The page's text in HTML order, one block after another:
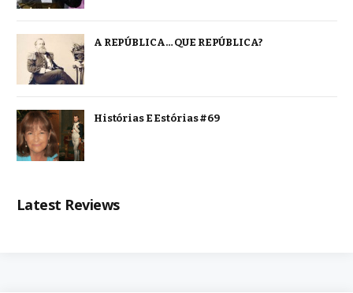
A REPÚBLICA… QUE REPÚBLICA?
Histórias E Estórias #69
Latest Reviews